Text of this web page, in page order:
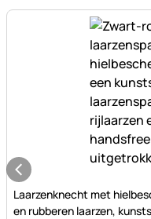
Nog geen
Laarzenknecht met
en rubberen laarzen,